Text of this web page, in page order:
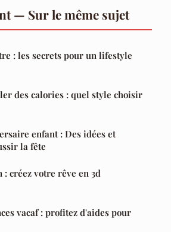
— Sur le même sujet
: les secrets pour un lifestyle
des calories : quel style choisir
enfant : Des idées et
la fête
: créez votre rêve en 3d
vacaf : profitez d'aides pour